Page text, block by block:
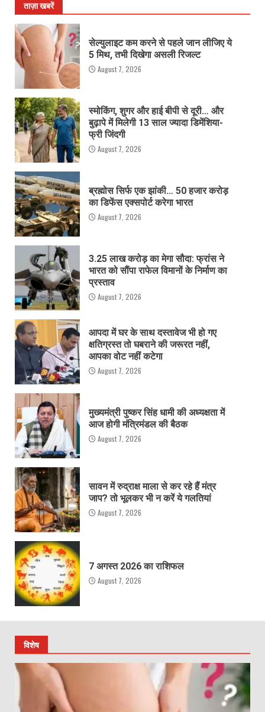
ताज़ा खबरें
सेल्युलाइट कम करने से पहले जान लीजिए ये
5 मिथ, तभी दिखेगा असली रिजल्ट
August 7, 2026
स्मोकिंग, शुगर और हाई बीपी से दूरी… और
बुढ़ापे में मिलेगी 13 साल ज्यादा डिमेंशिया-
फ्री जिंदगी
August 7, 2026
ब्रह्मोस सिर्फ एक झांकी… 50 हजार करोड़
का डिफेंस एक्सपोर्ट करेगा भारत
August 7, 2026
3.25 लाख करोड़ का मेगा सौदा: फ्रांस ने
भारत को सौंपा राफेल विमानों के निर्माण का
प्रस्ताव
August 7, 2026
आपदा में घर के साथ दस्तावेज भी हो गए
क्षतिग्रस्त तो घबराने की जरूरत नहीं,
आपका वोट नहीं कटेगा
August 7, 2026
मुख्यमंत्री पुष्कर सिंह धामी की अध्यक्षता में
आज होगी मंत्रिमंडल की बैठक
August 7, 2026
सावन में रुद्राक्ष माला से कर रहे हैं मंत्र
जाप? तो भूलकर भी न करें ये गलतियां
August 7, 2026
7 अगस्त 2026 का राशिफल
August 7, 2026
विशेष